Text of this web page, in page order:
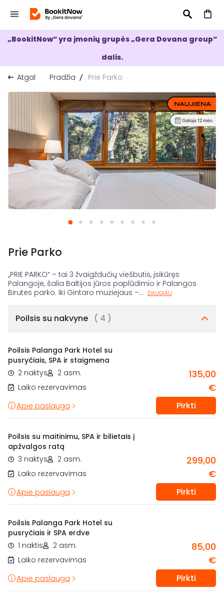
IEŠKOTI
„BookitNow“ yra įmonių grupės „Gera Dovana group“
dalis.
Atgal
Pradžia Prie Parko
Prie Parko
„PRIE PARKO“ – tai 3 žvaigždučių viešbutis, įsikūręs
Palangoje, šalia Baltijos jūros paplūdimio ir Palangos
Birutės parko. Iki Gintaro muziejaus –... DAUGIAU
Poilsis su nakvyne ( 4 )
Poilsis Palanga Park Hotel su
pusryčiais, SPA ir staigmena
2 naktys
2 asm.
Laiko rezervavimas
135,00
€
Apie paslaugą Pirkti
Poilsis su maitinimu, SPA ir bilietais į
apžvalgos ratą
3 naktys
2 asm.
Laiko rezervavimas
299,00
€
Apie paslaugą Pirkti
Poilsis Palanga Park Hotel su
pusryčiais ir SPA erdve
1 naktis
2 asm.
Laiko rezervavimas
85,00
€
Apie paslaugą Pirkti